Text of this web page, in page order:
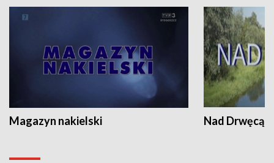
Magazyn nakielski Nad Drwęcą